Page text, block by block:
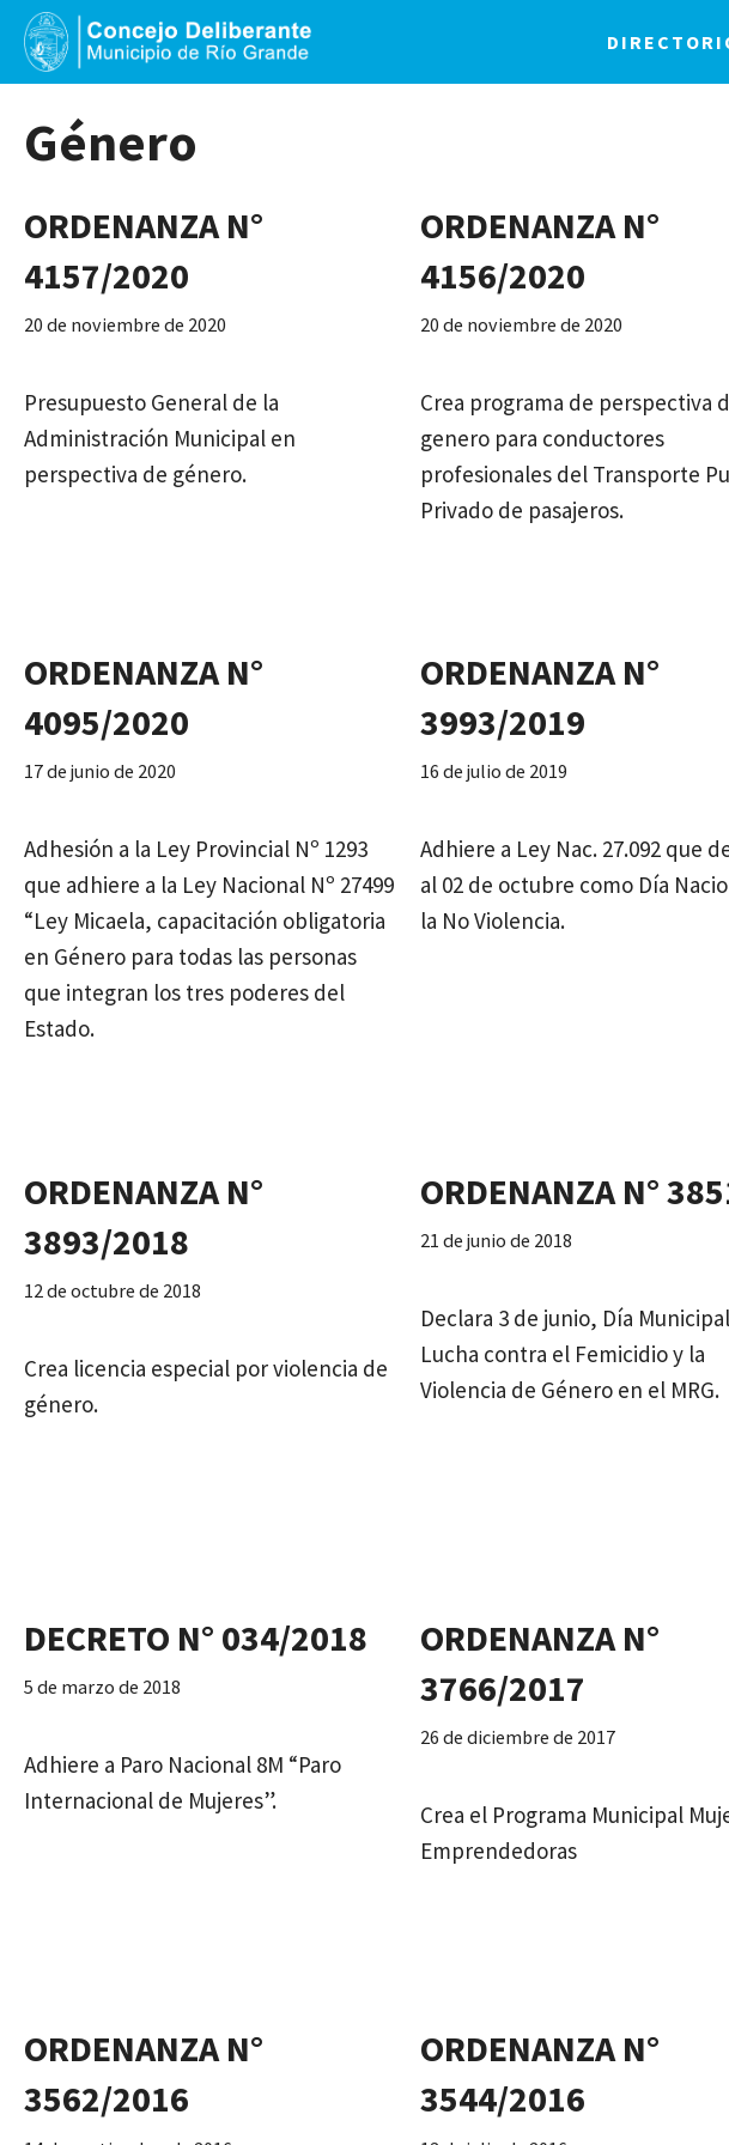
Saltar
contenido
Género
ORDENANZA N°
4157/2020
20 de noviembre de 2020
Presupuesto General de la
Administración Municipal en
perspectiva de género.
ORDENANZA N°
4156/2020
20 de noviembre de 2020
Crea programa de perspectiva
genero para conductores
profesionales del Transporte
Privado de pasajeros.
ORDENANZA N°
4095/2020
17 de junio de 2020
Adhesión a la Ley Provincial Nº 1293
que adhiere a la Ley Nacional Nº 27499
“Ley Micaela, capacitación obligatoria
en Género para todas las personas
que integran los tres poderes del
Estado.
ORDENANZA N°
3993/2019
16 de julio de 2019
Adhiere a Ley Nac. 27.092 que
al 02 de octubre como Día
la No Violencia.
ORDENANZA N°
3893/2018
12 de octubre de 2018
Crea licencia especial por violencia de
género.
ORDENANZA N°
21 de junio de 2018
Declara 3 de junio, Día
Lucha contra el Femicidio y la
Violencia de Género en el MRG.
DECRETO N° 034/2018
5 de marzo de 2018
Adhiere a Paro Nacional 8M “Paro
Internacional de Mujeres”.
ORDENANZA N°
3766/2017
26 de diciembre de 2017
Crea el Programa Municipal
Emprendedoras
ORDENANZA N°
3562/2016
ORDENANZA N°
3544/2016